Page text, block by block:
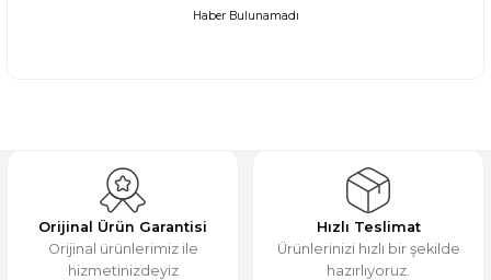
Haber Bulunamadı
Orijinal Ürün Garantisi
Orijinal ürünlerimiz ile
hizmetinizdeyiz
Hızlı Teslimat
Ürünlerinizi hızlı bir şekilde
hazırlıyoruz.